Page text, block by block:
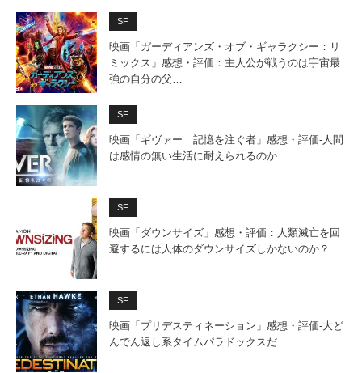
SF
映画「ガーディアンズ・オブ・ギャラクシー：リ
ミックス」感想・評価：主人公が戦うのは宇宙最
強の自分の父…
SF
映画「ギヴァー 記憶を注ぐ者」感想・評価‐人間
は感情の無い生活に耐えられるのか
SF
映画「ダウンサイズ」感想・評価：人類滅亡を回
避するには人体のダウンサイズしかないのか？
SF
映画「プリデスティネーション」感想・評価‐大ど
んでん返し系タイムパラドックスだ